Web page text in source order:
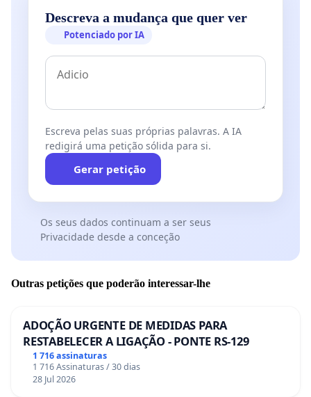
Descreva a mudança que quer ver
Potenciado por IA
Escreva pelas suas próprias palavras. A IA
redigirá uma petição sólida para si.
Gerar petição
Os seus dados continuam a ser seus
Privacidade desde a conceção
Outras petições que poderão interessar-lhe
ADOÇÃO URGENTE DE MEDIDAS PARA
RESTABELECER A LIGAÇÃO - PONTE RS-129
1 716 assinaturas
1 716 Assinaturas / 30 dias
28 Jul 2026